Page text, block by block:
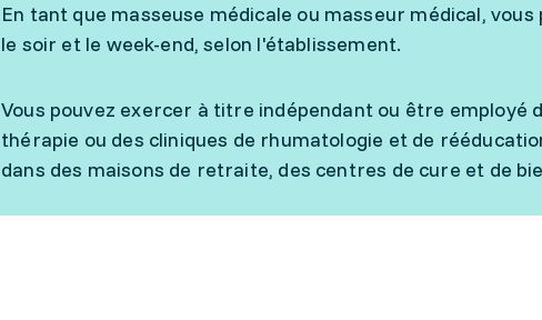
En tant que masseuse médicale ou masseur médical,
le soir et le week-end, selon l'établissement.
Vous pouvez exercer à titre indépendant ou être employé
thérapie ou des cliniques de rhumatologie et de
dans des maisons de retraite, des centres de cure et de